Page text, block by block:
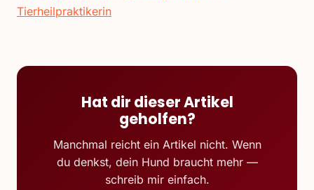
Tierheilpraktikerin
Hat dir dieser Artikel
geholfen?
Manchmal reicht ein Artikel nicht. Wenn
du denkst, dein Hund braucht mehr —
schreib mir einfach.